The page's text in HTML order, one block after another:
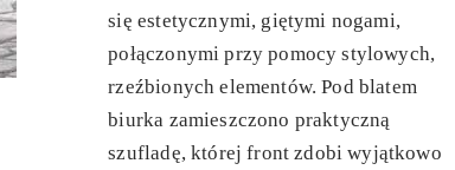
się estetycznymi, giętymi nogami,
połączonymi przy pomocy stylowych,
rzeźbionych elementów. Pod blatem
biurka zamieszczono praktyczną
szufladę, której front zdobi wyjątkowo